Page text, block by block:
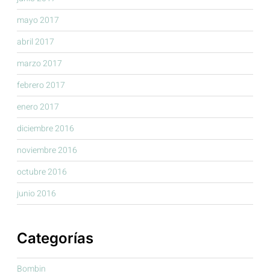
mayo 2017
abril 2017
marzo 2017
febrero 2017
enero 2017
diciembre 2016
noviembre 2016
octubre 2016
junio 2016
Categorías
Bombin